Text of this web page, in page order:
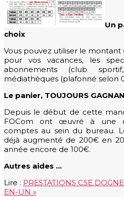
Un
choix
Vous pouvez utiliser le montant
pour vos vacances, les
abonnements (club
médiathèques (plafonné selon
Le panier, TOUJOURS
Depuis le début de cette
FOCom ont œuvré à une
comptes au sein du bureau.
déjà augmenté de 200€ en
année encore de 100€.
Autres aides …
Lire : PRESTATIONS CSE
EN-UN »